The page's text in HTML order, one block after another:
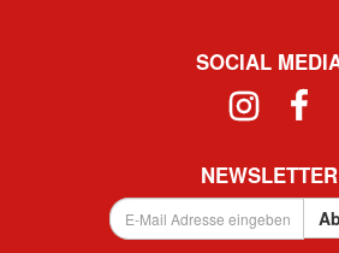
SOCIAL
NEWSLETTER
Mail